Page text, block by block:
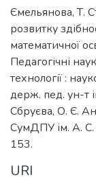
Ємельянова, Т.
розвитку
математичної
Педагогічні
технології :
держ. пед. ун-т
Сбруєва, О. Є.
СумДПУ ім. А.
153.
URI